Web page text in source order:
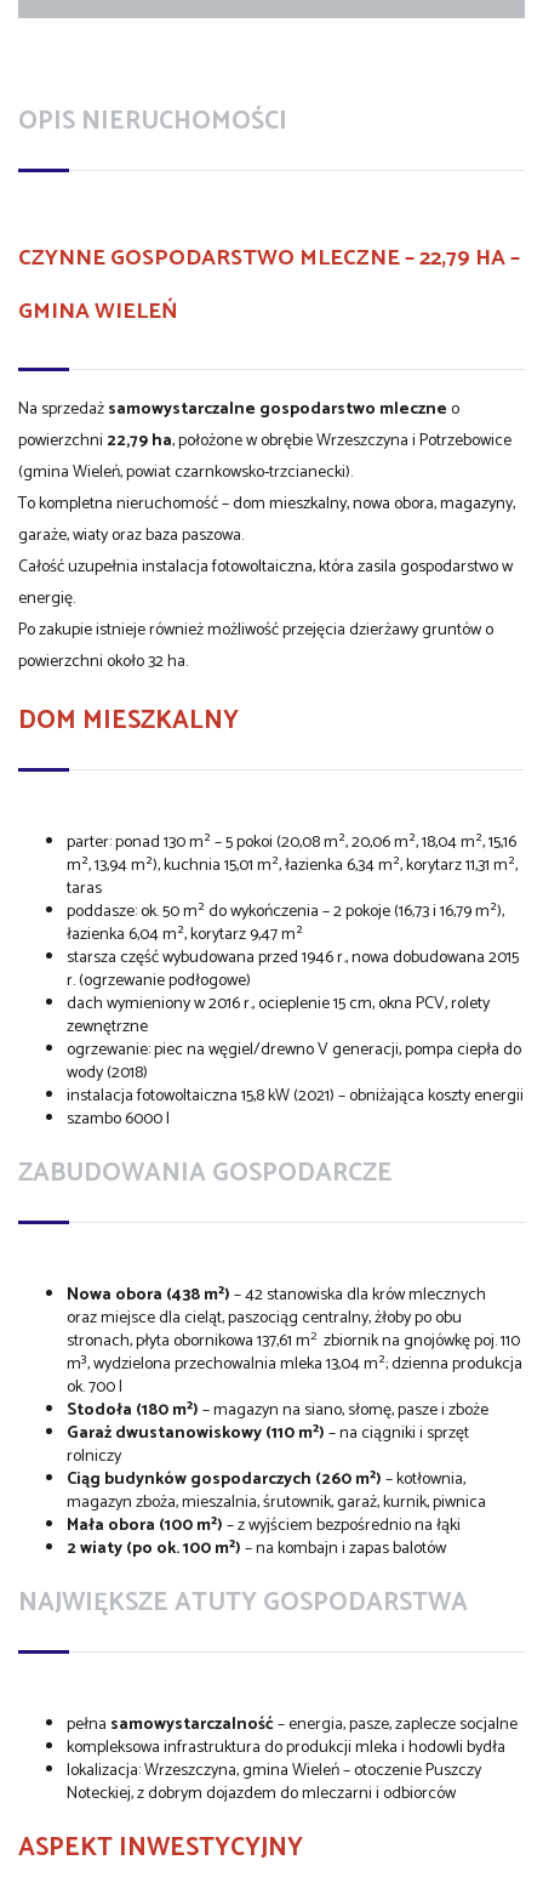
OPIS NIERUCHOMOŚCI
CZYNNE GOSPODARSTWO MLECZNE – 22,79 HA –
GMINA WIELEŃ
Na sprzedażsamowystarczalne gospodarstwo mleczneo
powierzchni 22,79 ha, położone w obrębie Wrzeszczyna i Potrzebowice
(gmina Wieleń, powiat czarnkowsko-trzcianecki).
To kompletna nieruchomość – dom mieszkalny, nowa obora, magazyny,
garaże, wiaty oraz baza paszowa.
Całość uzupełnia instalacja fotowoltaiczna, która zasila gospodarstwo w
energię.
Po zakupie istnieje również możliwość przejęcia dzierżawy gruntów o
powierzchni około 32 ha.
DOM MIESZKALNY
parter: ponad 130 m² – 5 pokoi (20,08 m², 20,06 m², 18,04 m², 15,16
m², 13,94 m²), kuchnia 15,01 m², łazienka 6,34 m², korytarz 11,31 m²,
taras
poddasze: ok. 50 m² do wykończenia – 2 pokoje (16,73 i 16,79 m²),
łazienka 6,04 m², korytarz 9,47 m²
starsza część wybudowana przed 1946 r., nowa dobudowana 2015
r. (ogrzewanie podłogowe)
dach wymieniony w 2016 r., ocieplenie 15 cm, okna PCV, rolety
zewnętrzne
ogrzewanie: piec na węgiel/drewno V generacji, pompa ciepła do
wody (2018)
instalacja fotowoltaiczna 15,8 kW (2021) – obniżająca koszty energii
szambo 6000 l
ZABUDOWANIA GOSPODARCZE
Nowa obora (438 m²)– 42 stanowiska dla krów mlecznych
oraz miejsce dla cieląt, paszociąg centralny, żłoby po obu
stronach, płyta obornikowa 137,61 m2zbiornik na gnojówkę poj. 110
m³, wydzielona przechowalnia mleka 13,04 m²; dzienna produkcja
ok. 700 l
Stodoła (180 m²)– magazyn na siano, słomę, pasze i zboże
Garaż dwustanowiskowy (110 m²)– na ciągniki i sprzęt
rolniczy
Ciąg budynków gospodarczych (260 m²)– kotłownia,
magazyn zboża, mieszalnia, śrutownik, garaż, kurnik, piwnica
Mała obora (100 m²)– z wyjściem bezpośrednio na łąki
2 wiaty (po ok. 100 m²)– na kombajn i zapas balotów
NAJWIĘKSZE ATUTY GOSPODARSTWA
pełna samowystarczalność– energia, pasze, zaplecze socjalne
kompleksowa infrastruktura do produkcji mleka i hodowli bydła
lokalizacja: Wrzeszczyna, gmina Wieleń – otoczenie Puszczy
Noteckiej, z dobrym dojazdem do mleczarni i odbiorców
ASPEKT INWESTYCYJNY